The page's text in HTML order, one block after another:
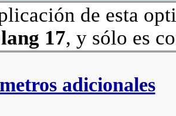
de esta
17, y sólo es
adicionales